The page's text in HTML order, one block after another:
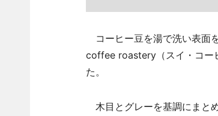
コーヒー豆を湯で洗い表面
coffee roastery（スイ・コー
た。
木目とグレーを基調にまと